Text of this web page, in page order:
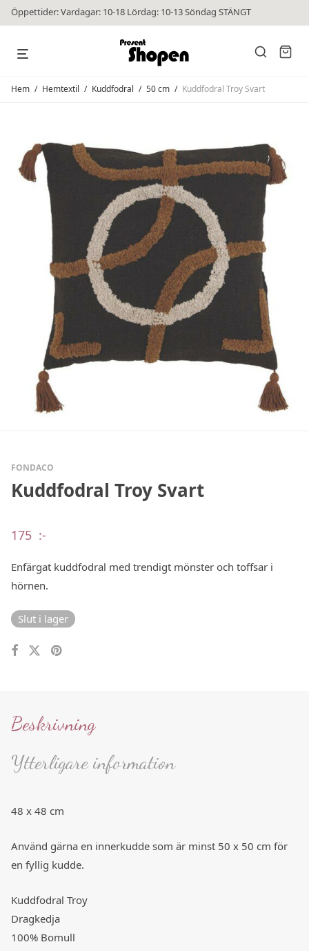
Öppettider: Vardagar: 10-18 Lördag: 10-13 Söndag STÄNGT
Hem / Hemtextil / Kuddfodral / 50 cm / Kuddfodral Troy Svart
FONDACO
Kuddfodral Troy Svart
175 :-
Enfärgat kuddfodral med trendigt mönster och toffsar i
hörnen.
Slut i lager
Beskrivning
Ytterligare information
48 x 48 cm
Använd gärna en innerkudde som är minst 50 x 50 cm för
en fyllig kudde.
Kuddfodral Troy
Dragkedja
100% Bomull